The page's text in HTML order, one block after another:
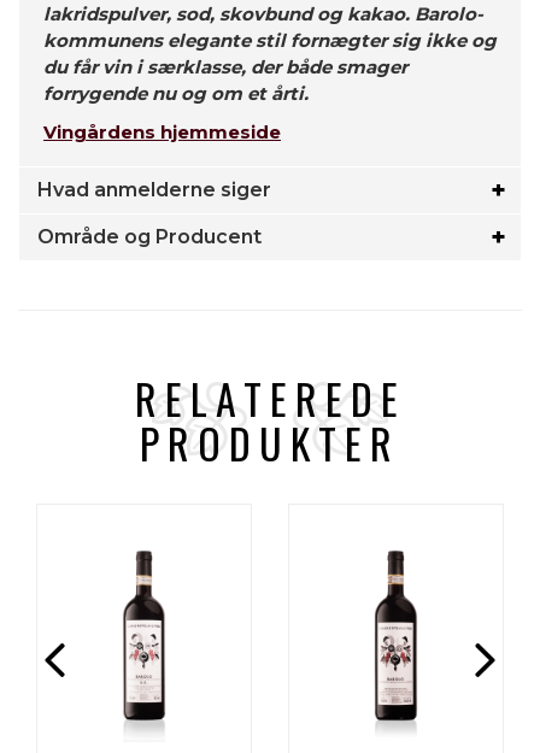
lakridspulver, sod, skovbund og kakao. Barolo-
kommunens elegante stil fornægter sig ikke og
du får vin i særklasse, der både smager
forrygende nu og om et årti.
Vingårdens hjemmeside
Hvad anmelderne siger
Område og Producent
RELATEREDE
PRODUKTER